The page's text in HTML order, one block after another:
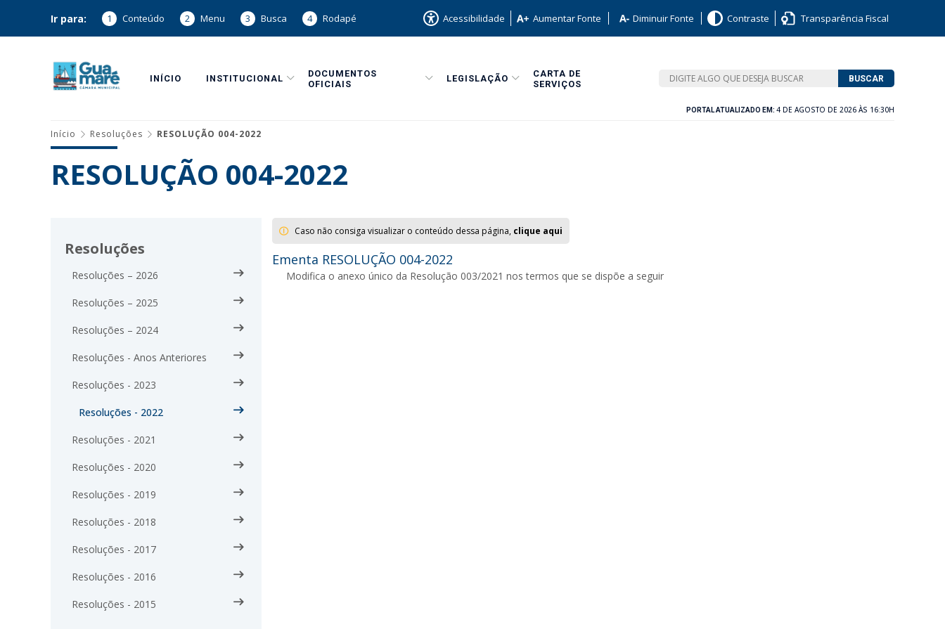
Ir para: 1 Conteúdo 2 Menu 3 Busca 4 Rodapé Acessibilidade Aumentar Fonte Diminuir Fonte Contraste Transparência Fiscal
INÍCIO INSTITUCIONAL
DOCUMENTOS
OFICIAIS
LEGISLAÇÃO
CARTA DE
SERVIÇOS
BUSCAR
PORTAL ATUALIZADO EM: 4 DE AGOSTO DE 2026 ÀS 16:30H
Início Resoluções RESOLUÇÃO 004-2022
RESOLUÇÃO 004-2022
Resoluções
Resoluções – 2026
Resoluções – 2025
Resoluções – 2024
Resoluções - Anos Anteriores
Resoluções - 2023
Resoluções - 2022
Resoluções - 2021
Resoluções - 2020
Resoluções - 2019
Resoluções - 2018
Resoluções - 2017
Resoluções - 2016
Resoluções - 2015
Caso não consiga visualizar o conteúdo dessa página, clique aqui
Ementa RESOLUÇÃO 004-2022
Modifica o anexo único da Resolução 003/2021 nos termos que se dispõe a seguir